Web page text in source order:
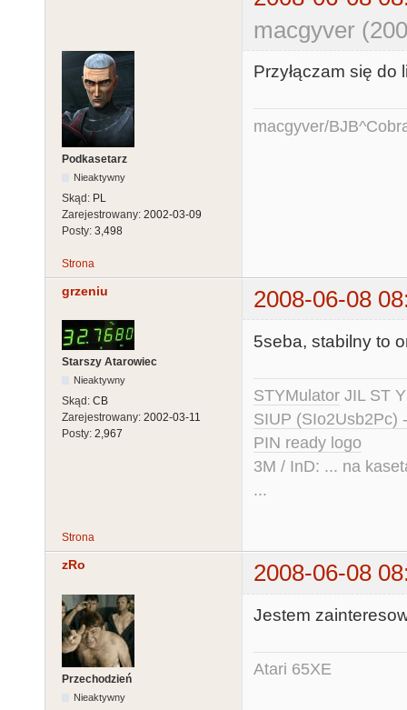
macgyver
Podkasetarz
Nieaktywny
Skąd: PL
Zarejestrowany: 2002-03-09
Posty: 3,498
Przyłączam się
macgyver/
Strona
grzeniu 2008-06-08
Starszy Atarowiec
Nieaktywny
Skąd: CB
Zarejestrowany: 2002-03-11
Posty: 2,967
5seba, stabilny to
STYMulator JIL ST
SIUP (SIo2Usb2Pc)
PIN ready logo
3M / InD: ... na
...
Strona
zRo 2008-06-08
Przechodzień
Nieaktywny
Jestem
Atari 65XE